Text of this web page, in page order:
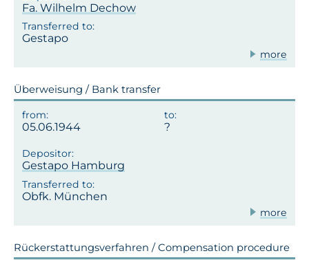
Fa. Wilhelm Dechow
Gestapo
more
Überweisung / Bank transfer
05.06.1944
Gestapo Hamburg
Obfk. München
more
Rückerstattungsverfahren / Compensation procedure